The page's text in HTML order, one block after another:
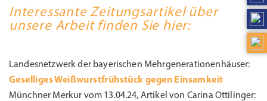
Interessante Zeitungsartikel über
unsere Arbeit finden Sie hier:
Landesnetzwerk der bayerischen Mehrgenerationenhäuser:
Geselliges Weißwurstfrühstück gegen Einsamkeit
Münchner Merkur vom 13.04.24, Artikel von Carina Ottilinger: